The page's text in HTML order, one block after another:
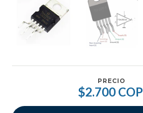
PRECIO
$2.700 COP